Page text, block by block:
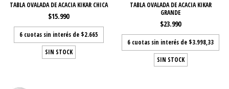
TABLA OVALADA DE ACACIA KIKAR CHICA
$15.990
6 cuotas sin interés de $2.665
SIN STOCK
TABLA OVALADA DE ACACIA KIKAR
GRANDE
$23.990
6 cuotas sin interés de $3.998,33
SIN STOCK